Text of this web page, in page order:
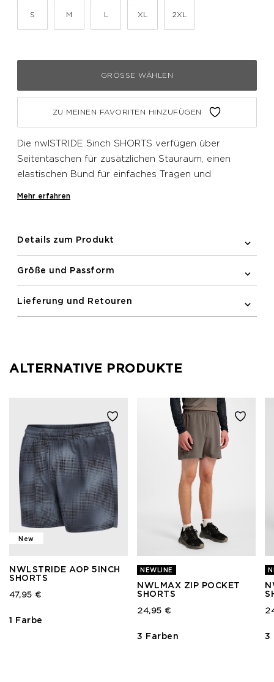
S M L XL 2XL
GRÖSSE WÄHLEN
ZU MEINEN FAVORITEN HINZUFÜGEN
Die nwlSTRIDE 5inch SHORTS verfügen über
Seitentaschen für zusätzlichen Stauraum, einen
elastischen Bund für einfaches Tragen und
Mehr erfahren
Details zum Produkt
Größe und Passform
Lieferung und Retouren
ALTERNATIVE PRODUKTE
New
NWLSTRIDE AOP 5INCH
SHORTS
47,95 €
1 Farbe
NEWLINE
NWLMAX ZIP POCKET
SHORTS
24,95 €
3 Farben 3